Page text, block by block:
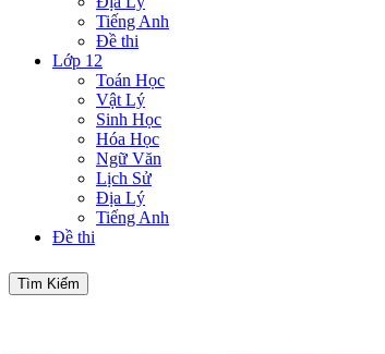
Tiếng Anh
Đề thi
Lớp 12
Toán Học
Vật Lý
Sinh Học
Hóa Học
Ngữ Văn
Lịch Sử
Địa Lý
Tiếng Anh
Đề thi
Tìm Kiếm